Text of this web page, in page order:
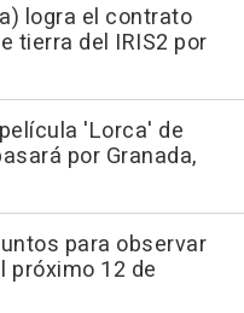
logra el contrato
tierra del IRIS2 por
'Lorca' de
por Granada,
para observar
próximo 12 de